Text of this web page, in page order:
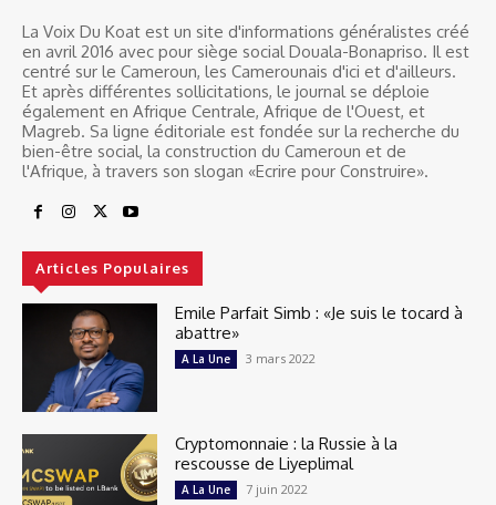
La Voix Du Koat est un site d'informations généralistes créé
en avril 2016 avec pour siège social Douala-Bonapriso. Il est
centré sur le Cameroun, les Camerounais d'ici et d'ailleurs.
Et après différentes sollicitations, le journal se déploie
également en Afrique Centrale, Afrique de l'Ouest, et
Magreb. Sa ligne éditoriale est fondée sur la recherche du
bien-être social, la construction du Cameroun et de
l'Afrique, à travers son slogan «Ecrire pour Construire».
Articles Populaires
Emile Parfait Simb : «Je suis le tocard à
abattre»
A La Une 3 mars 2022
Cryptomonnaie : la Russie à la
rescousse de Liyeplimal
A La Une 7 juin 2022